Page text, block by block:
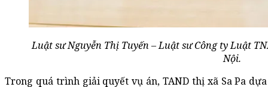
Luật sư Nguyễn Thị Tuyến – Luật sư Công ty Luật
Nội.
Trong quá trình giải quyết vụ án, TAND thị xã Sa Pa